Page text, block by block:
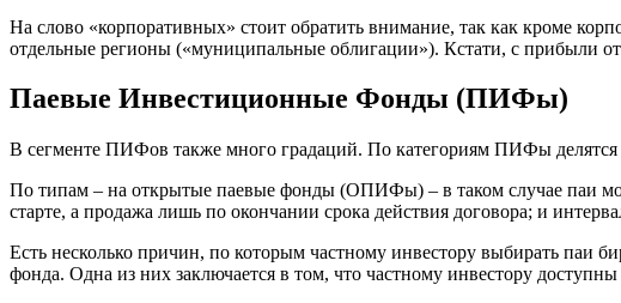
На слово «корпоративных» стоит обратить внимание, так как кроме
отдельные регионы («муниципальные облигации»). Кстати, с прибыли
Паевые Инвестиционные Фонды (ПИФы)
В сегменте ПИФов также много градаций. По категориям ПИФы
По типам – на открытые паевые фонды (ОПИФы) – в таком случае паи
старте, а продажа лишь по окончании срока действия договора; и
Есть несколько причин, по которым частному инвестору выбирать паи
фонда. Одна из них заключается в том, что частному инвестору